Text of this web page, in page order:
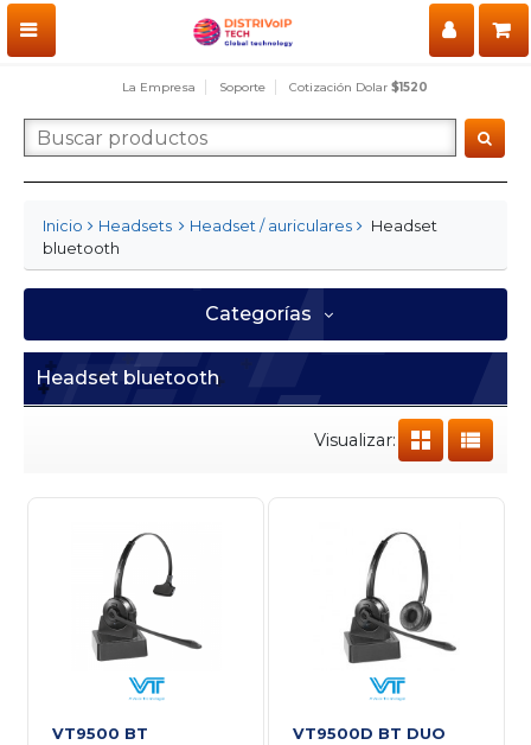
La Empresa Soporte Cotización Dolar $1520
Inicio Headsets Headset / auriculares
Headset
bluetooth
Categorías
Headset bluetooth
Visualizar:
VT9500 BT VT9500D BT DUO